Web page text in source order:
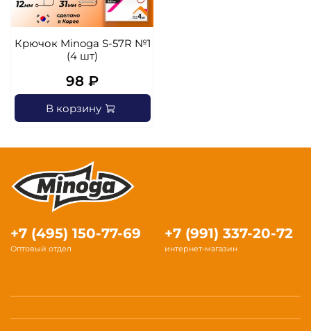
Крючок Minoga S-57R №1
(4 шт)
98 ₽
В корзину
+7 (495) 150-77-69
Оптовый отдел
+7 (991) 337-20-72
интернет-магазин